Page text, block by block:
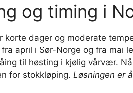
og timing i
korte dager og moderate
april i Sør-Norge og fra mai
til høsting i kjølig vårvær.
for stokkløping. Løsningen er